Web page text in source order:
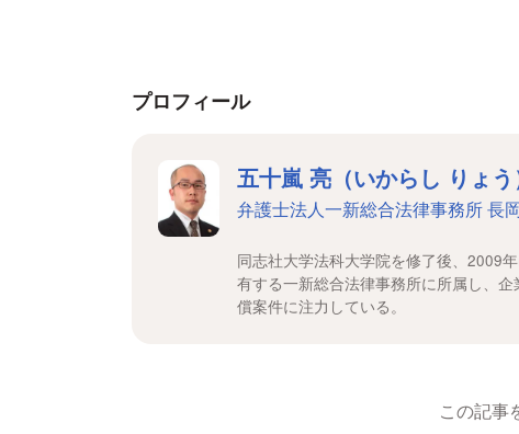
プロフィール
五十嵐 亮（いからし りょう
弁護士法人一新総合法律事務所 長
同志社大学法科大学院を修了後、2009
有する一新総合法律事務所に所属し、
償案件に注力している。
この記事